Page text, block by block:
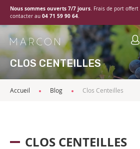
Nous sommes ouverts 7/7 jours. Frais de port
contacter au 04 71 59 90 64.
CLOS CENTEILLES
Accueil Blog Clos Centeilles
CLOS CENTEILLES